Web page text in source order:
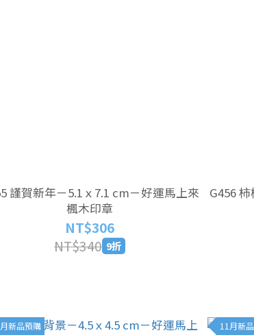
謹賀新年－5.1ｘ7.1 cm－好運馬上來
楓木印章
NT$306
NT$340 9折
G456
新品預購 11月新